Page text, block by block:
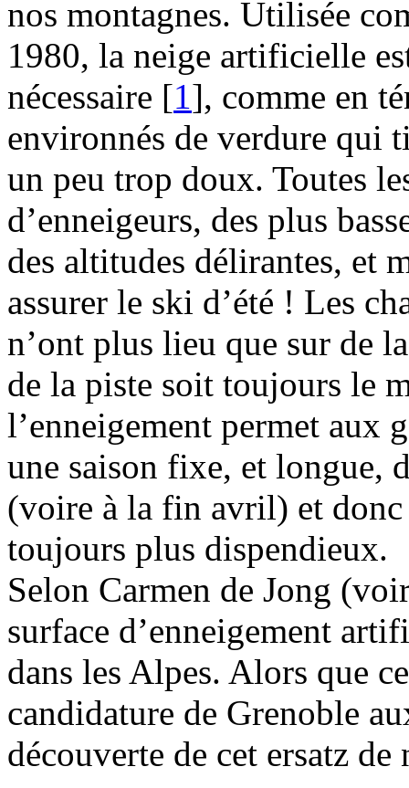
nos montagnes. Utilisée
1980, la neige artificielle
nécessaire [1], comme en
environnés de verdure qui
un peu trop doux. Toutes
d’enneigeurs, des plus
des altitudes délirantes, et
assurer le ski d’été ! Les
n’ont plus lieu que sur de
de la piste soit toujours le
l’enneigement permet aux
une saison fixe, et longue,
(voire à la fin avril) et donc
toujours plus dispendieux.
Selon Carmen de Jong
surface d’enneigement
dans les Alpes. Alors que
candidature de Grenoble
découverte de cet ersatz